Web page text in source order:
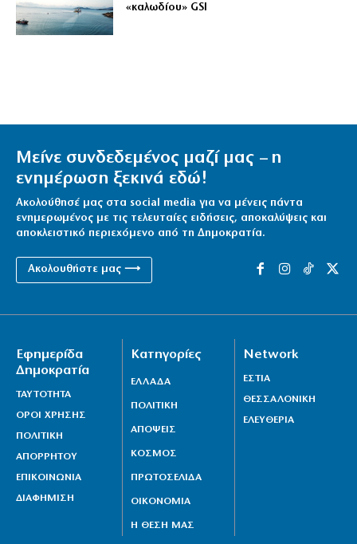
«καλωδίου» GSI
Μείνε συνδεδεμένος μαζί μας – η
ενημέρωση ξεκινά εδώ!
Ακολούθησέ μας στα social media για να μένεις πάντα
ενημερωμένος με τις τελευταίες ειδήσεις, αποκαλύψεις και
αποκλειστικό περιεχόμενο από τη Δημοκρατία.
Ακολουθήστε μας ⟶
Εφημερίδα
Δημοκρατία
ΤΑΥΤΟΤΗΤΑ
ΟΡΟΙ ΧΡΗΣΗΣ
ΠΟΛΙΤΙΚΗ
ΑΠΟΡΡΗΤΟΥ
ΕΠΙΚΟΙΝΩΝΙΑ
ΔΙΑΦΗΜΙΣΗ
Κατηγορίες
ΕΛΛΑΔΑ
ΠΟΛΙΤΙΚΗ
ΑΠΟΨΕΙΣ
ΚΟΣΜΟΣ
ΠΡΩΤΟΣΕΛΙΔΑ
ΟΙΚΟΝΟΜΙΑ
Η ΘΕΣΗ ΜΑΣ
Network
ΕΣΤΙΑ
ΘΕΣΣΑΛΟΝΙΚΗ
ΕΛΕΥΘΕΡΙΑ